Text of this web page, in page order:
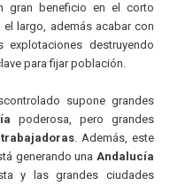
gran beneficio en el corto
largo, además acabar con
explotaciones destruyendo
para fijar población.
supone grandes
poderosa, pero grandes
. Además, este
generando una Andalucía
y las grandes ciudades